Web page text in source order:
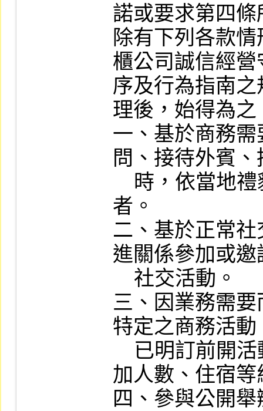
諾或要求第四
除有下列各款
櫃公司誠信經
序及行為指南
理後，始得為之
一、基於商務
問、接待外賓
者。
二、基於正常
進關係參加或
三、因業務需
特定之商務活
加人數、住宿
四、參與公開